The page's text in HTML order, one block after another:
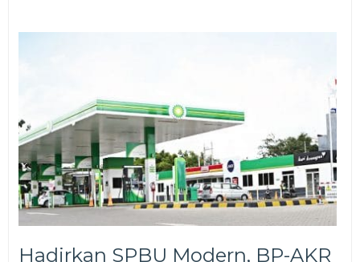
Hadirkan SPBU Modern, BP-AKR